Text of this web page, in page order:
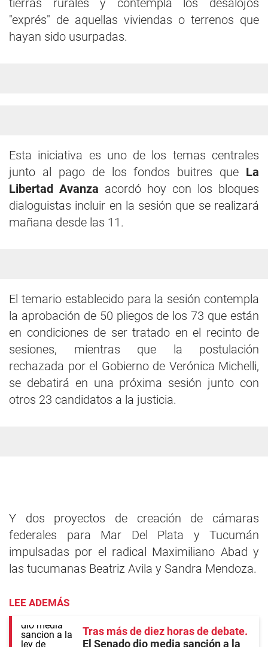
tierras rurales y contempla los desalojos
"exprés" de aquellas viviendas o terrenos que
hayan sido usurpadas.
Esta iniciativa es uno de los temas centrales
junto al pago de los fondos buitres que La
Libertad Avanza acordó hoy con los bloques
dialoguistas incluir en la sesión que se realizará
mañana desde las 11.
El temario establecido para la sesión contempla
la aprobación de 50 pliegos de los 73 que están
en condiciones de ser tratado en el recinto de
sesiones, mientras que la postulación
rechazada por el Gobierno de Verónica Michelli,
se debatirá en una próxima sesión junto con
otros 23 candidatos a la justicia.
Y dos proyectos de creación de cámaras
federales para Mar Del Plata y Tucumán
impulsadas por el radical Maximiliano Abad y
las tucumanas Beatriz Avila y Sandra Mendoza.
LEE ADEMÁS
Tras más de diez horas de debate
El Senado dio media sanción a la